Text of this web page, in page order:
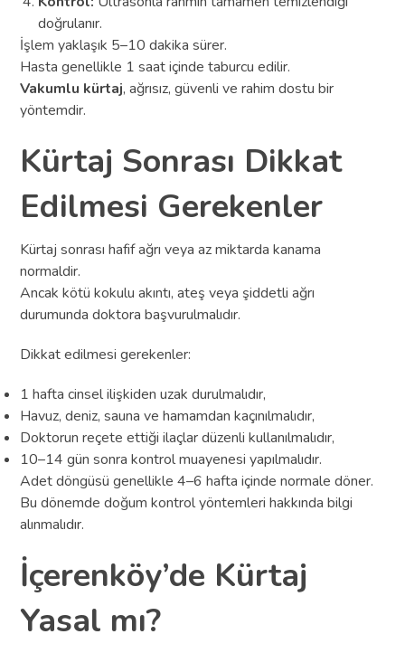
doğrulanır.
İşlem yaklaşık 5–10 dakika sürer.
Hasta genellikle 1 saat içinde taburcu edilir.
Vakumlu kürtaj, ağrısız, güvenli ve rahim dostu bir
yöntemdir.
Kürtaj Sonrası Dikkat
Edilmesi Gerekenler
Kürtaj sonrası hafif ağrı veya az miktarda kanama
normaldir.
Ancak kötü kokulu akıntı, ateş veya şiddetli ağrı
durumunda doktora başvurulmalıdır.
Dikkat edilmesi gerekenler:
1 hafta cinsel ilişkiden uzak durulmalıdır,
Havuz, deniz, sauna ve hamamdan kaçınılmalıdır,
Doktorun reçete ettiği ilaçlar düzenli kullanılmalıdır,
10–14 gün sonra kontrol muayenesi yapılmalıdır.
Adet döngüsü genellikle 4–6 hafta içinde normale döner.
Bu dönemde doğum kontrol yöntemleri hakkında bilgi
alınmalıdır.
İçerenköy’de Kürtaj
Yasal mı?